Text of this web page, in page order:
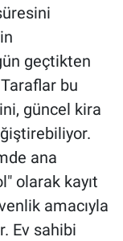
geçtikten
bu
güncel kira
ana
olarak kayıt
amacıyla
Ev sahibi